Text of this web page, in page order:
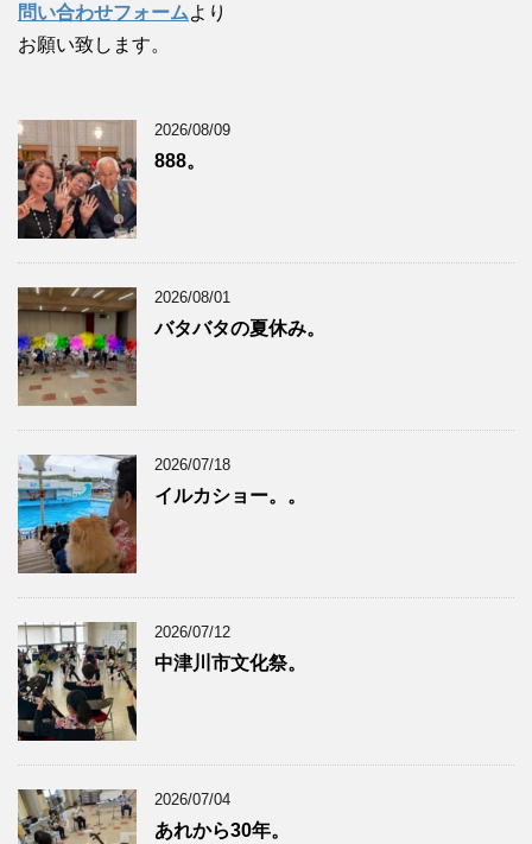
問い合わせフォームより
お願い致します。
2026/08/09
888。
2026/08/01
バタバタの夏休み。
2026/07/18
イルカショー。。
2026/07/12
中津川市文化祭。
2026/07/04
あれから30年。